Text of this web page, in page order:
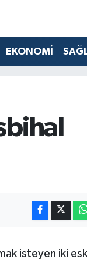
EKONOMİ
isteyen iki